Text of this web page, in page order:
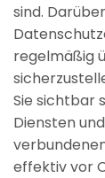
sind.
regelmäßig
Sie sichtbar
Diensten
effektiv vor